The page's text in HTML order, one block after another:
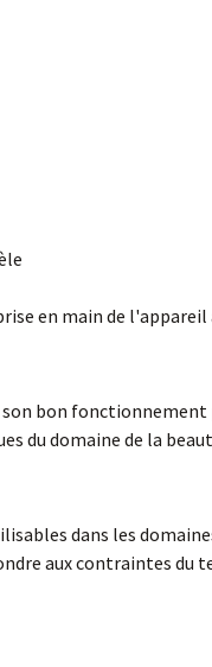
en main de
bon
du domaine de la
dans les
aux contraintes du